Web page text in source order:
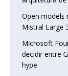
Open models
Mistral Large
Microsoft
decidir entre
hype